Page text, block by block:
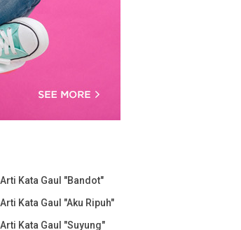
Kata Gaul "Bandot"
Kata Gaul "Aku Ripuh"
Kata Gaul "Suyung"